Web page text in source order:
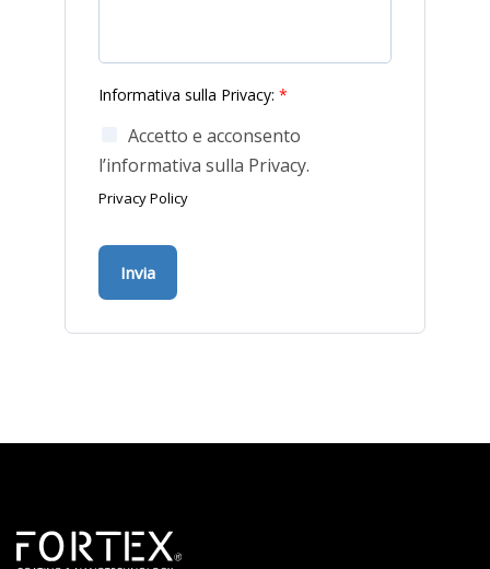
Informativa sulla Privacy: *
Accetto e acconsento
l’informativa sulla Privacy.
Privacy Policy
Invia